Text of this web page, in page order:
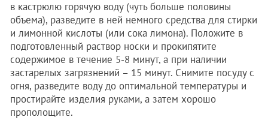
в кастрюлю горячую воду (чуть больше половины
объема), разведите в ней немного средства для стирки
и лимонной кислоты (или сока лимона). Положите в
подготовленный раствор носки и прокипятите
содержимое в течение 5-8 минут, а при наличии
застарелых загрязнений – 15 минут. Снимите посуду с
огня, разведите воду до оптимальной температуры и
простирайте изделия руками, а затем хорошо
прополощите.